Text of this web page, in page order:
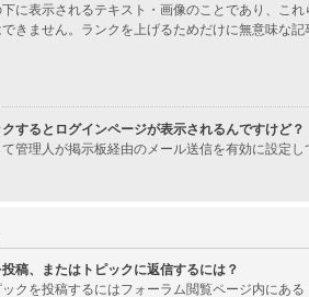
に表示されるテキスト・画像のことであり、こ
きません。ランクを上げるためだけに無意味な
するとログインページが表示されるんですけど？
管理人が掲示板経由のメール送信を有効に設定
稿、またはトピックに返信するには？
クを投稿するにはフォーラム閲覧ページ内にあ